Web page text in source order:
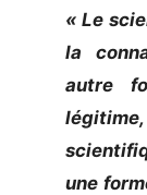
« Le
la
autre
une